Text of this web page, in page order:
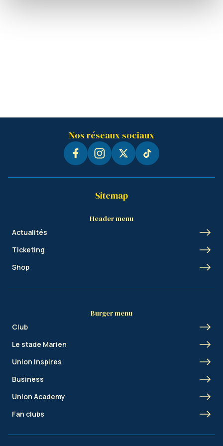
Nos réseaux sociaux
Sitemap
Header menu
Actualités
Ticketing
Shop
Burger menu
Club
Le stade Marien
Union Inspires
Business
Union Academy
Fan clubs